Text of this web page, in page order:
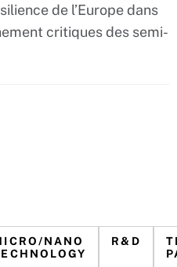
de l’Europe dans
critiques des semi-
NANO
R&D